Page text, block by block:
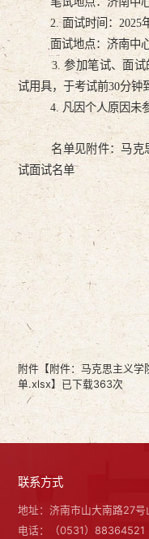
2. 面试时间：2025
面试地点：济南中
3.参加笔试、面试
试用具，于考试前30分钟
4. 凡因个人原因未
名单见附件：马克
试面试名单
附件【 附件：马克思主义
单.xlsx】已下载363次
联系方式
地址：济南市山大南路27号
电话：（0531）88364521